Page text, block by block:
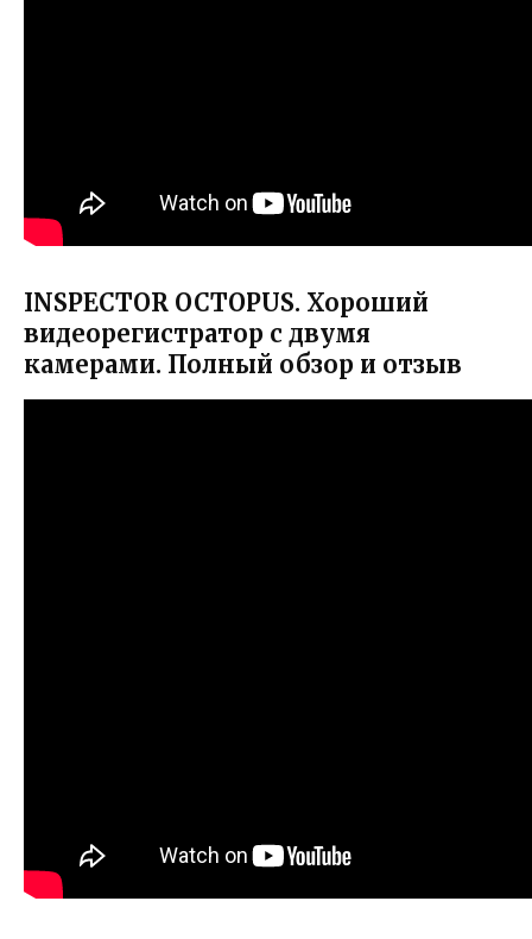
INSPECTOR OCTOPUS. Хороший
видеорегистратор с двумя
камерами. Полный обзор и отзыв